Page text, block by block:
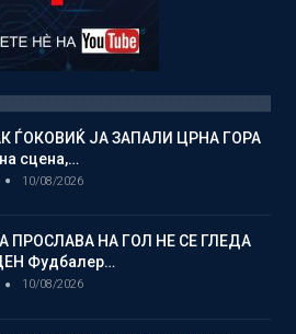
ЃОКОВИЌ ЈА ЗАПАЛИ ЦРНА ГОРА
сцена,…
10/08/2026
ПРОСЛАВА НА ГОЛ НЕ СЕ ГЛЕДА
Фудбалер…
10/08/2026